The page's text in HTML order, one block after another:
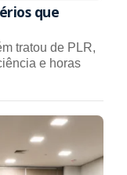
que
tratou de PLR,
e horas